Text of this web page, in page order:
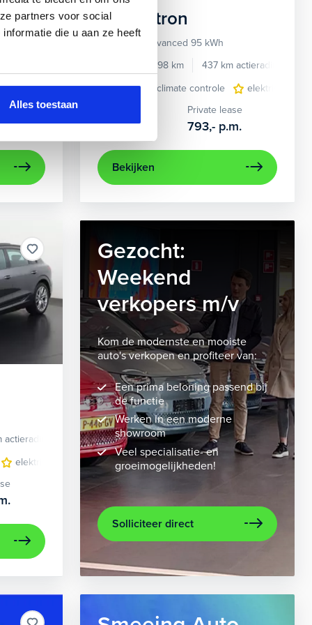
partners voor social
die u aan ze heeft
Alles toestaan
elektrisch glazen panorama-dak lederen bekleding
Carplay/Android Auto electronic climate controle
lichtmetalen
Audi e-tron
55 quattro Advanced 95 kWh
34.998 km 437 km actieradius
electronic climate controle
elektrisch
36.895,-
Private lease
793,- p.m.
Bekijken
10-spaaks 21" luxe lederen bekleding metaalkleur
actieradius
Elektrisch
elektrisch glazen panorama-dak lederen/stof bekleding
Gezocht:
Weekend
verkopers m/v
Kom de modernste en mooiste
auto's verkopen en profiteer van:
Een prima beloning passend bij
de functie
Werken in een moderne
showroom
Veel specialisatie- en
groeimogelijkheden!
Solliciteer direct